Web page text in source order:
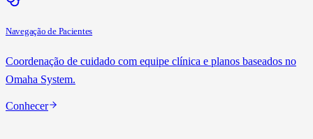
Navegação de Pacientes
Coordenação de cuidado com equipe clínica e planos baseados no
Omaha System.
Conhecer